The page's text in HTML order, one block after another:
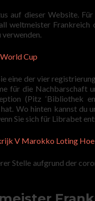
auf dieser Website.
weltmeister
verwenden.
Cup
eine der vier
für die Nachbarschaft
(Pitz ‘Bibliothek
Wo hinten kannst du
Sie sich für Librabet
V Marokko Loting
Stelle aufgrund der